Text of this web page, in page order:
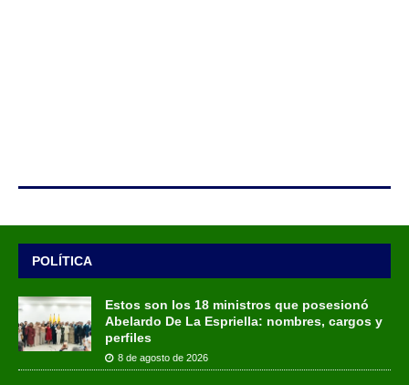
POLÍTICA
Estos son los 18 ministros que posesionó
Abelardo De La Espriella: nombres, cargos y
perfiles
8 de agosto de 2026